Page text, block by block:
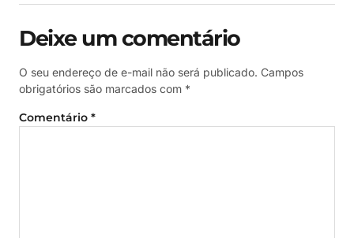
Deixe um comentário
O seu endereço de e-mail não será publicado. Campos
obrigatórios são marcados com *
Comentário *